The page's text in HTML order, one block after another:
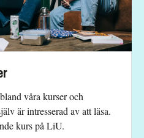
våra kurser och
är intresserad av att läsa.
kurs på LiU.